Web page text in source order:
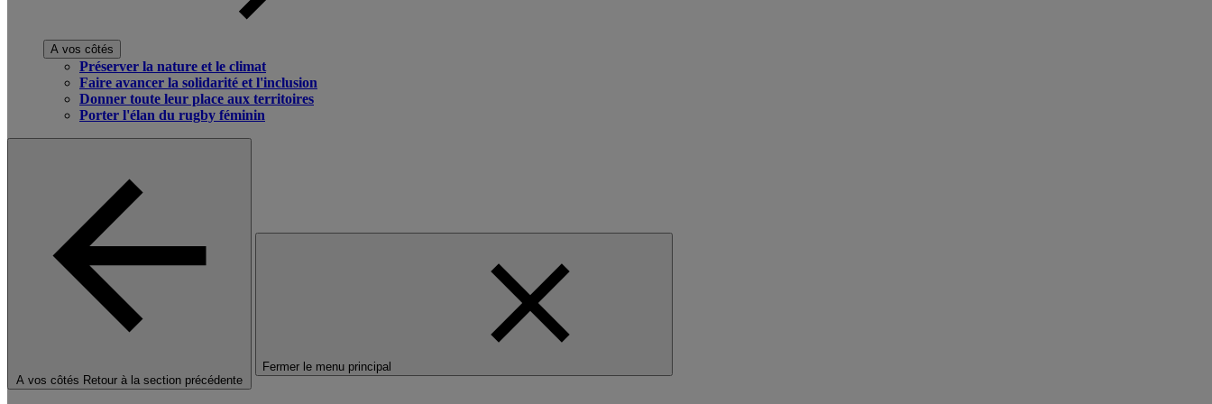
A vos côtés
Préserver la nature et le climat
Faire avancer la solidarité et l'inclusion
Donner toute leur place aux territoires
Porter l'élan du rugby féminin
A vos côtés Retour à la section précédente
Fermer le menu principal